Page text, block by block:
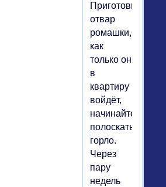
Приготовьте
отвар
ромашки,
как
только он
в
квартиру
войдёт,
начинайте
полоскать
горло.
Через
пару
недель